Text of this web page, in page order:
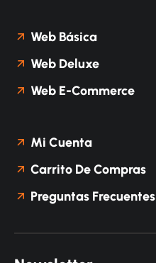
Web Básica
Web Deluxe
Web E-Commerce
Mi Cuenta
Carrito De Compras
Preguntas Frecuentes